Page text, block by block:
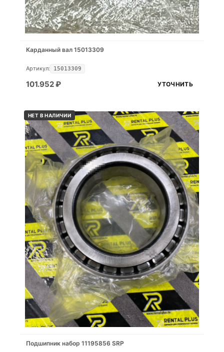
Карданный вал 15013309
Артикул: 15013309
101.952₽ УТОЧНИТЬ
НЕТ В НАЛИЧИИ
Подшипник набор 11195856 SRP